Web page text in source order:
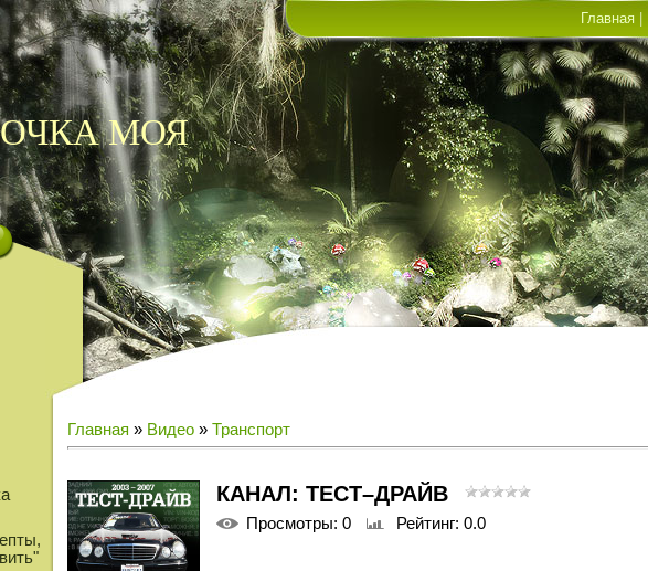
Главная
МОЯ
Главная » Видео » Транспорт
КАНАЛ: ТЕСТ–ДРАЙВ
Просмотры: 0 Рейтинг: 0.0